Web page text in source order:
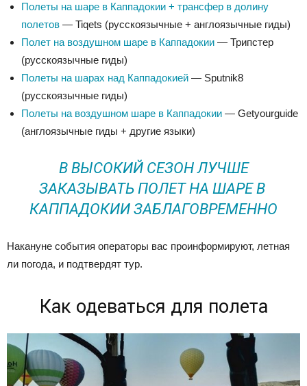
Полеты на шаре в Каппадокии + трансфер в долину
полетов — Tiqets (русскоязычные + англоязычные гиды)
Полет на воздушном шаре в Каппадокии — Трипстер
(русскоязычные гиды)
Полеты на шарах над Каппадокией — Sputnik8
(русскоязычные гиды)
Полеты на воздушном шаре в Каппадокии — Getyourguide
(англоязычные гиды + другие языки)
В ВЫСОКИЙ СЕЗОН ЛУЧШЕ
ЗАКАЗЫВАТЬ ПОЛЕТ НА ШАРЕ В
КАППАДОКИИ ЗАБЛАГОВРЕМЕННО
Накануне события операторы вас проинформируют, летная
ли погода, и подтвердят тур.
Как одеваться для полета